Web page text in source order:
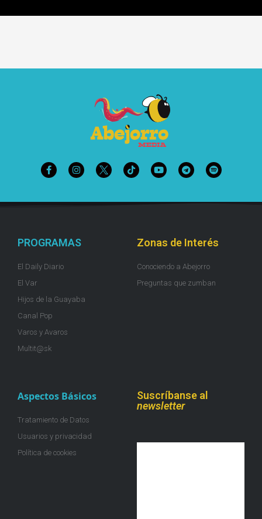
PROGRAMAS
El Daily Diario
El Var
Hijos de la Guayaba
Canal Pop
Varos y Avaros
Multit@sk
Zonas de Interés
Conociendo a Abejorro
Preguntas que zumban
Aspectos Básicos
Tratamiento de Datos
Usuarios y privacidad
Política de cookies
Suscríbanse al
newsletter